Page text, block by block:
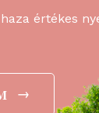
értékes
→